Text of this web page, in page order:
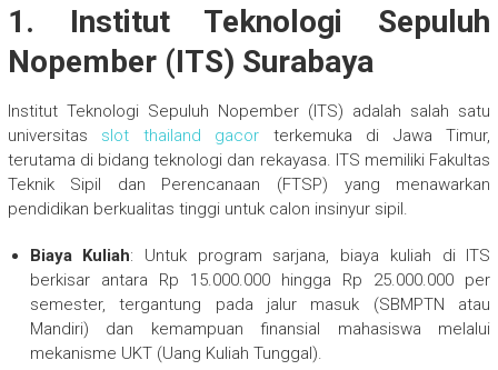
1. Institut Teknologi Sepuluh
Nopember (ITS) Surabaya
Institut Teknologi Sepuluh Nopember (ITS) adalah salah satu
universitas slot thailand gacor terkemuka di Jawa Timur,
terutama di bidang teknologi dan rekayasa. ITS memiliki Fakultas
Teknik Sipil dan Perencanaan (FTSP) yang menawarkan
pendidikan berkualitas tinggi untuk calon insinyur sipil.
Biaya Kuliah: Untuk program sarjana, biaya kuliah di ITS
berkisar antara Rp 15.000.000 hingga Rp 25.000.000 per
semester, tergantung pada jalur masuk (SBMPTN atau
Mandiri) dan kemampuan finansial mahasiswa melalui
mekanisme UKT (Uang Kuliah Tunggal).